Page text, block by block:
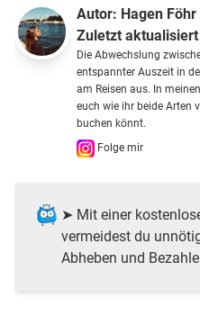
Autor: Hagen Föhr
Zuletzt aktualisiert
Die Abwechslung
entspannter Auszeit in
am Reisen aus. In
euch wie ihr beide Arten
buchen könnt.
Folge mir
➤ Mit einer
vermeidest du
Abheben und